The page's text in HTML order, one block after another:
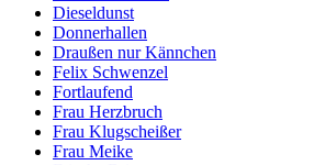
Dieseldunst
Donnerhallen
Draußen nur Kännchen
Felix Schwenzel
Fortlaufend
Frau Herzbruch
Frau Klugscheißer
Frau Meike